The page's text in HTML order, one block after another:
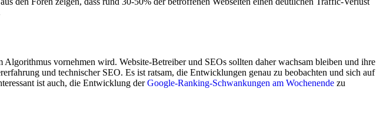
vornehmen wird. Website-Betreiber und SEOs sollten daher wachsam bleiben und ihre
und technischer SEO. Es ist ratsam, die Entwicklungen genau zu beobachten und sich auf
ist auch, die Entwicklung derGoogle-Ranking-Schwankungen am Wochenende zu